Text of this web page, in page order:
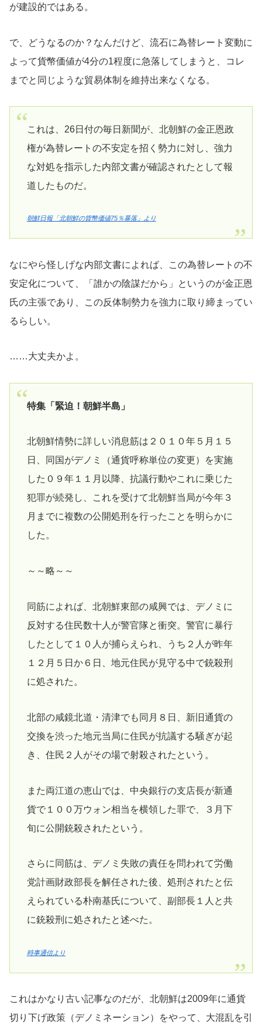
が建設的ではある。
で、どうなるのか？なんだけど、流石に為替レート変動に
よって貨幣価値が4分の1程度に急落してしまうと、コレ
までと同じような貿易体制を維持出来なくなる。
これは、26日付の毎日新聞が、北朝鮮の金正恩政
権が為替レートの不安定を招く勢力に対し、強力
な対処を指示した内部文書が確認されたとして報
道したものだ。
朝鮮日報「北朝鮮の貨幣価値75％暴落」より
なにやら怪しげな内部文書によれば、この為替レートの不
安定化について、「誰かの陰謀だから」というのが金正恩
氏の主張であり、この反体制勢力を強力に取り締まってい
るらしい。
……大丈夫かよ。
特集「緊迫！朝鮮半島」
北朝鮮情勢に詳しい消息筋は２０１０年５月１５
日、同国がデノミ（通貨呼称単位の変更）を実施
した０９年１１月以降、抗議行動やこれに乗じた
犯罪が続発し、これを受けて北朝鮮当局が今年３
月までに複数の公開処刑を行ったことを明らかに
した。
～～略～～
同筋によれば、北朝鮮東部の咸興では、デノミに
反対する住民数十人が警官隊と衝突。警官に暴行
したとして１０人が捕らえられ、うち２人が昨年
１２月５日か６日、地元住民が見守る中で銃殺刑
に処された。
北部の咸鏡北道・清津でも同月８日、新旧通貨の
交換を渋った地元当局に住民が抗議する騒ぎが起
き、住民２人がその場で射殺されたという。
また両江道の恵山では、中央銀行の支店長が新通
貨で１００万ウォン相当を横領した罪で、３月下
旬に公開銃殺されたという。
さらに同筋は、デノミ失敗の責任を問われて労働
党計画財政部長を解任された後、処刑されたと伝
えられている朴南基氏について、副部長１人と共
に銃殺刑に処されたと述べた。
時事通信より
これはかなり古い記事なのだが、北朝鮮は2009年に通貨
切り下げ政策（デノミネーション）をやって、大混乱を引